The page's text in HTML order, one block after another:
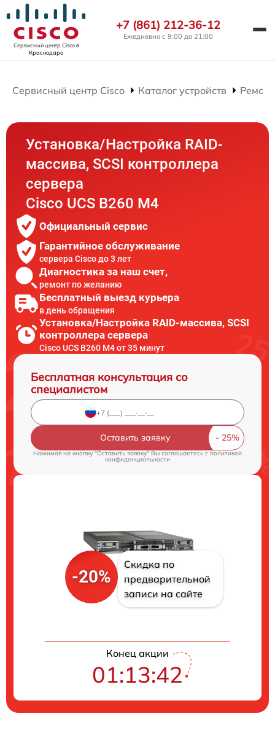
Сервисный центр Ciscoв
Краснодаре
+7 (861) 212-36-12
Ежедневно с 9:00 до 21:00
Сервисный центр Cisco Каталог устройств
Установка/Настройка RAID-
массива, SCSI контроллера
сервера
Cisco UCS B260 M4
Официальный сервис
Гарантийное обслуживание
сервера Cisco до 3 лет
Диагностика за наш счет,
ремонт по желанию
Бесплатный выезд курьера
в день обращения
Установка/Настройка RAID-массива, SCSI
контроллера сервера
Cisco UCS B260 M4 от 35 минут
Бесплатная консультация со
специалистом
Оставить заявку
Нажимая на кнопку "Оставить заявку" Вы соглашаетесь cполитикой
конфиденциальности
-20%
Скидка по
предварительной
записи на сайте
Конец акции
01:13:41